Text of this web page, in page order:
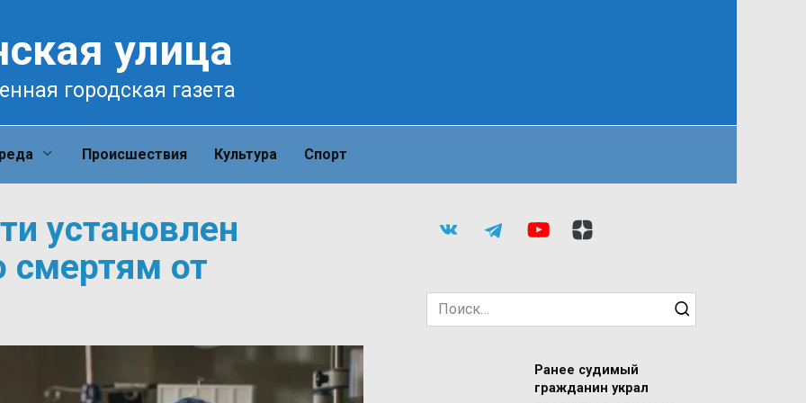
улица
городская газета
Происшествия Культура Спорт
установлен
смертям от
Search
for:
Ранее судимый
гражданин украл